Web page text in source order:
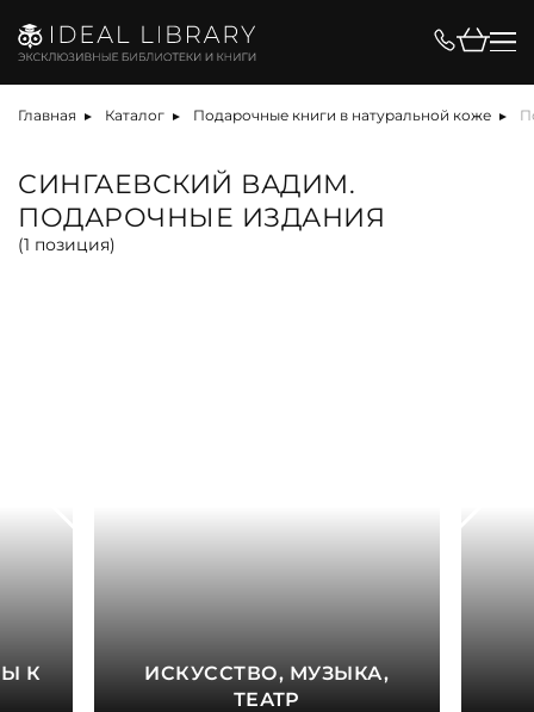
Главная Каталог Подарочные книги в натуральной коже
СИНГАЕВСКИЙ ВАДИМ.
ПОДАРОЧНЫЕ ИЗДАНИЯ
(1 позиция)
К
ИСКУССТВО, МУЗЫКА,
ТЕАТР
Цена, ₽
Вид
Язык